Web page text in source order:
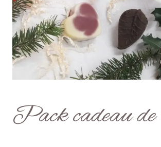
Pack cadeau